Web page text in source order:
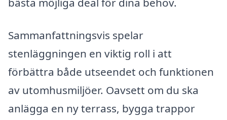
Sammanfattningsvis spelar
stenläggningen en viktig roll i att
förbättra både utseendet och funktionen
av utomhusmiljöer. Oavsett om du ska
anlägga en ny terrass, bygga trappor